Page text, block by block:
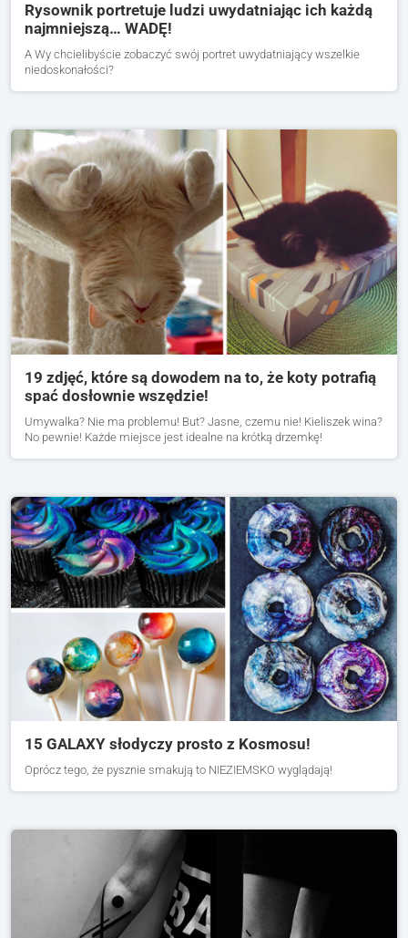
Rysownik portretuje ludzi uwydatniając ich każdą
najmniejszą… WADĘ!
A Wy chcielibyście zobaczyć swój portret uwydatniający wszelkie
niedoskonałości?
19 zdjęć, które są dowodem na to, że koty potrafią
spać dosłownie wszędzie!
Umywalka? Nie ma problemu! But? Jasne, czemu nie! Kieliszek wina?
No pewnie! Każde miejsce jest idealne na krótką drzemkę!
15 GALAXY słodyczy prosto z Kosmosu!
Oprócz tego, że pysznie smakują to NIEZIEMSKO wyglądają!